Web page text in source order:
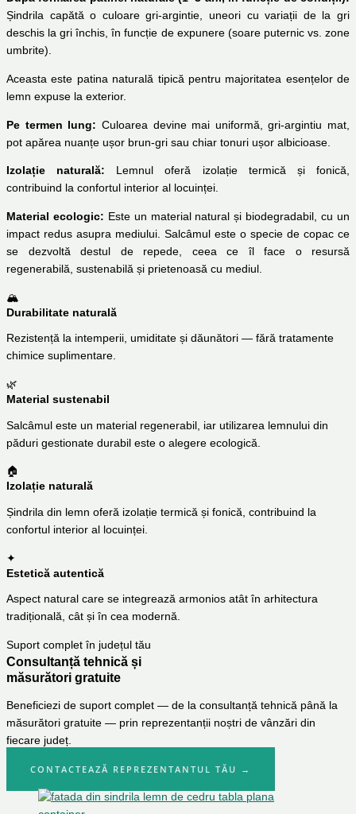
Șindrila capătă o culoare gri-argintie, uneori cu variații de la gri
deschis la gri închis, în funcție de expunere (soare puternic vs. zone
umbrite).
Aceasta este patina naturală tipică pentru majoritatea esențelor de
lemn expuse la exterior.
Pe termen lung: Culoarea devine mai uniformă, gri-argintiu mat,
pot apărea nuanțe ușor brun-gri sau chiar tonuri ușor albicioase.
Izolație naturală: Lemnul oferă izolație termică și fonică,
contribuind la confortul interior al locuinței.
Material ecologic: Este un material natural și biodegradabil, cu un
impact redus asupra mediului. Salcâmul este o specie de copac ce
se dezvoltă destul de repede, ceea ce îl face o resursă
regenerabilă, sustenabilă și prietenoasă cu mediul.
🏔
Durabilitate naturală
Rezistență la intemperii, umiditate și dăunători — fără tratamente
chimice suplimentare.
🌿
Material sustenabil
Salcâmul este un material regenerabil, iar utilizarea lemnului din
păduri gestionate durabil este o alegere ecologică.
🏠
Izolație naturală
Șindrila din lemn oferă izolație termică și fonică, contribuind la
confortul interior al locuinței.
✦
Estetică autentică
Aspect natural care se integrează armonios atât în arhitectura
tradițională, cât și în cea modernă.
Suport complet în județul tău
Consultanță tehnică și
măsurători gratuite
Beneficiezi de suport complet — de la consultanță tehnică până la
măsurători gratuite — prin reprezentanții noștri de vânzări din
fiecare județ.
CONTACTEAZĂ REPREZENTANTUL TĂU →